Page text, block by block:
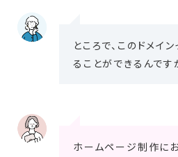
ところで、このドメイ
ることができるんです
ホームページ制作に